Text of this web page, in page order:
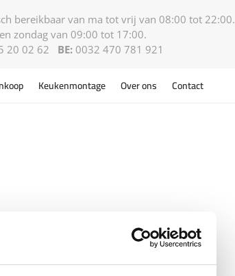
bereikbaar van ma tot vrij van 08:00 tot 22:00.
zondag van 09:00 tot 17:00.
20 02 62 BE: 0032 470 781 921
Keukenmontage Over ons Contact